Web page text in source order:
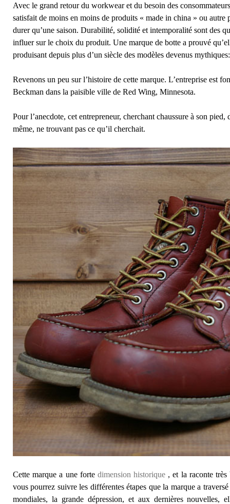
Avec le grand retour du workwear et du besoin des
satisfait de moins en moins de produits « made in china » ou
durer qu’une saison. Durabilité, solidité et intemporalité sont des
influer sur le choix du produit. Une marque de botte a prouvé
produisant depuis plus d’un siècle des modèles devenus
Revenons un peu sur l’histoire de cette marque. L’entreprise est
Beckman dans la paisible ville de Red Wing, Minnesota.
Pour l’anecdote, cet entrepreneur, cherchant chaussure à son
même, ne trouvant pas ce qu’il cherchait.
Cette marque a une forte dimension historique , et la raconte
vous pourrez suivre les différentes étapes que la marque a
mondiales, la grande dépression, et aux dernières nouvelles,